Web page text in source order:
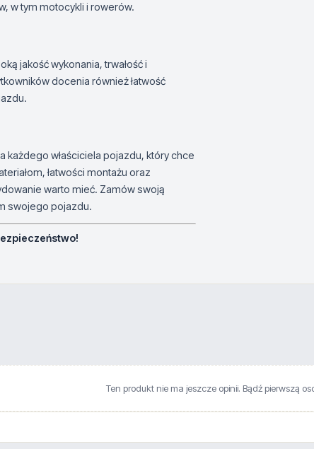
w tym motocykli i rowerów.
jakość wykonania, trwałość i
docenia również łatwość
każdego właściciela pojazdu, który chce
łatwości montażu oraz
warto mieć. Zamów swoją
swojego pojazdu.
Ten produkt nie ma jeszcze opinii. Bądź pierwszą